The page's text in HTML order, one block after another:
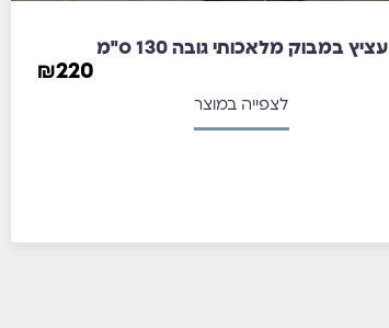
עציץ במבוק מלאכותי גובה 130 ס"מ
₪220
לצפייה במוצר